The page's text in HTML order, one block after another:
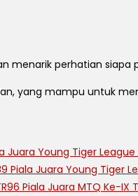
menarik perhatian siapa
yang mampu untuk